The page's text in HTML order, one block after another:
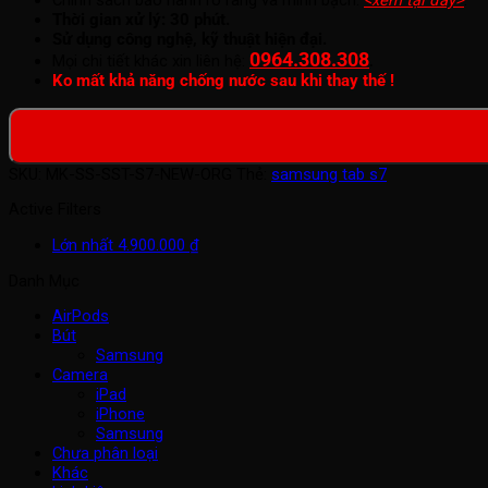
0964.308.308
Ko mất khả năng chống nước sau khi thay thế !
samsung tab s7
Lớn nhất 4.900.000 ₫
AirPods
Bút
Samsung
Camera
iPad
iPhone
Samsung
Chưa phân loại
Khác